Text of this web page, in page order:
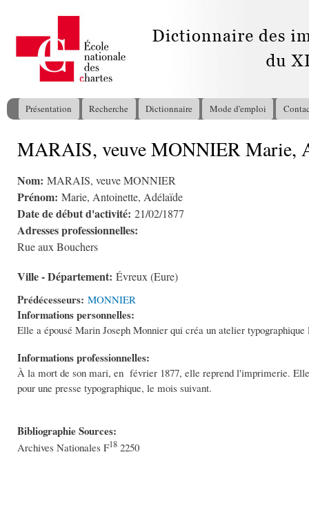
Menu principal
Présentation Recherche Dictionnaire Mode d'emploi
Vous êtes ici
MARAIS, veuve MONNIER Marie,
Nom: MARAIS, veuve MONNIER
Prénom: Marie, Antoinette, Adélaïde
Date de début d'activité: 21/02/1877
Adresses professionnelles:
Rue aux Bouchers
Ville - Département: Évreux (Eure)
Prédécesseurs: MONNIER
Informations personnelles:
Elle a épousé Marin Joseph Monnier qui créa un atelier
Informations professionnelles:
À la mort de son mari, en février 1877, elle reprend l'imprimerie.
pour une presse typographique, le mois suivant.
Bibliographie Sources:
Archives Nationales F18 2250